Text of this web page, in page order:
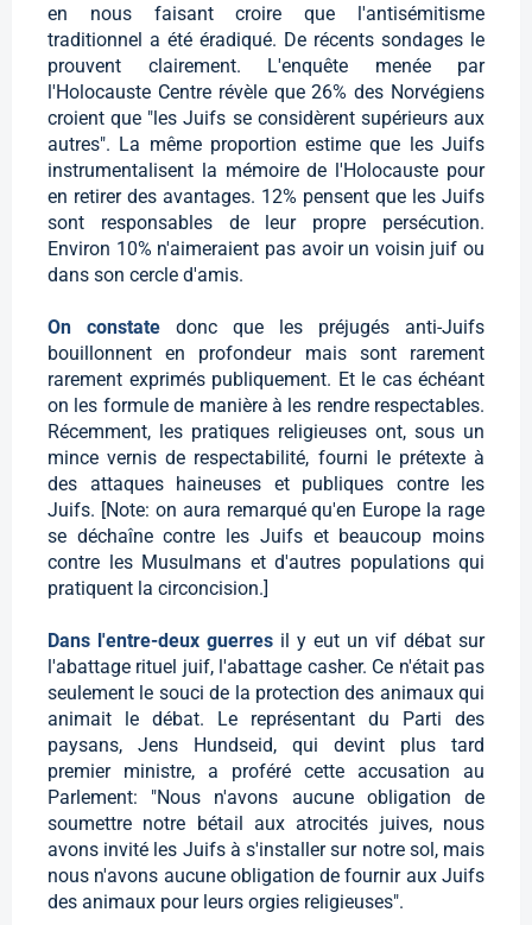
en nous faisant croire que l'antisémitisme
traditionnel a été éradiqué. De récents sondages le
prouvent clairement. L'enquête menée par
l'Holocauste Centre révèle que 26% des Norvégiens
croient que "les Juifs se considèrent supérieurs aux
autres". La même proportion estime que les Juifs
instrumentalisent la mémoire de l'Holocauste pour
en retirer des avantages. 12% pensent que les Juifs
sont responsables de leur propre persécution.
Environ 10% n'aimeraient pas avoir un voisin juif ou
dans son cercle d'amis.
On constate donc que les préjugés anti-Juifs
bouillonnent en profondeur mais sont rarement
rarement exprimés publiquement. Et le cas échéant
on les formule de manière à les rendre respectables.
Récemment, les pratiques religieuses ont, sous un
mince vernis de respectabilité, fourni le prétexte à
des attaques haineuses et publiques contre les
Juifs. [Note: on aura remarqué qu'en Europe la rage
se déchaîne contre les Juifs et beaucoup moins
contre les Musulmans et d'autres populations qui
pratiquent la circoncision.]
Dans l'entre-deux guerres il y eut un vif débat sur
l'abattage rituel juif, l'abattage casher. Ce n'était pas
seulement le souci de la protection des animaux qui
animait le débat. Le représentant du Parti des
paysans, Jens Hundseid, qui devint plus tard
premier ministre, a proféré cette accusation au
Parlement: "Nous n'avons aucune obligation de
soumettre notre bétail aux atrocités juives, nous
avons invité les Juifs à s'installer sur notre sol, mais
nous n'avons aucune obligation de fournir aux Juifs
des animaux pour leurs orgies religieuses".